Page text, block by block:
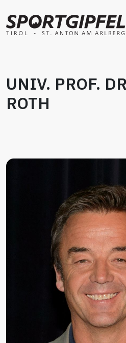
UNIV. PROF.
ROTH